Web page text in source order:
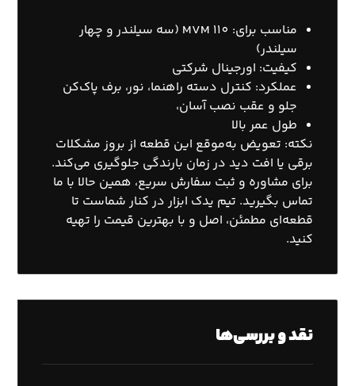
مناسب برای: MVM 110 (سه سیلندر و چهار
سیلندر)
کیفیت: اورجینال شرکتی
عملکرد: کنترل دسته راهنما، نور، برف پاک‌کن
جلو و عقب نصب آسان،
طول عمر بالا
نکته: تعویض به‌موقع این قطعه از بروز مشکلات
برقی یا افت دید در زمان بارندگی جلوگیری می‌کند.
برای مشاوره و ثبت سفارش سریع، همین حالا با ما
تماس بگیرید. تیم یدک ابزار در کنار شماست تا
قطعه‌ای مطمئن، اصل و با بهترین قیمت را تهیه
کنید.
نقد و بررسی‌ها